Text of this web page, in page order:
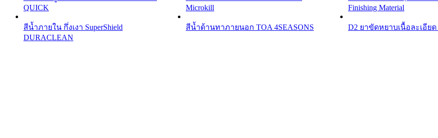
QUICK
สีน้ำภายใน กึ่งเงา SuperShield
DURACLEAN
Microkill
สีน้ำด้านทาภายนอก TOA 4SEASONS
Finishing Material
D2 ยาขัดหยาบเนื้อละเอียด